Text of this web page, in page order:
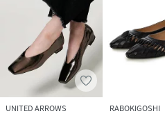
UNITED ARROWS RABOKIGOSHI